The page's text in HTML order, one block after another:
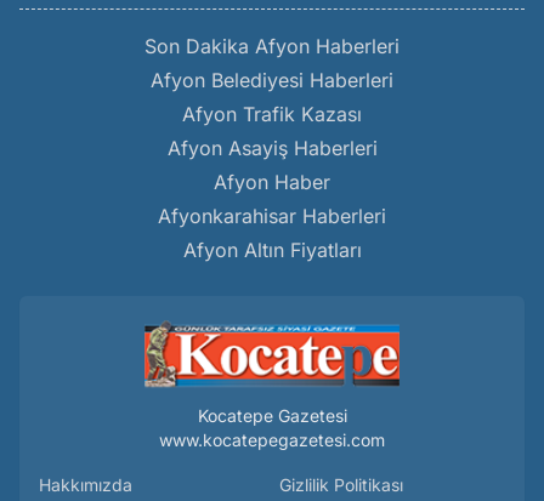
Son Dakika Afyon Haberleri
Afyon Belediyesi Haberleri
Afyon Trafik Kazası
Afyon Asayiş Haberleri
Afyon Haber
Afyonkarahisar Haberleri
Afyon Altın Fiyatları
Kocatepe Gazetesi
www.kocatepegazetesi.com
Hakkımızda Gizlilik Politikası